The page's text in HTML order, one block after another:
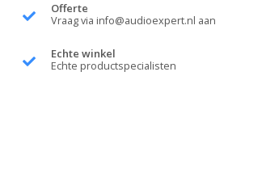
Offerte
Vraag via info@audioexpert.nl aan
Echte winkel
Echte productspecialisten